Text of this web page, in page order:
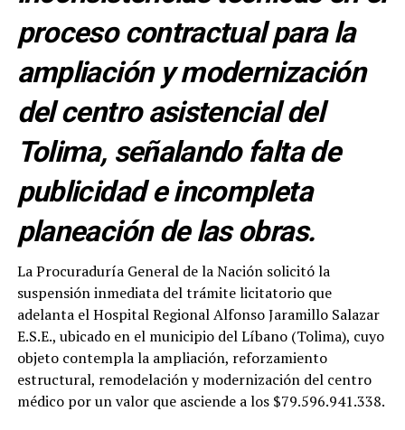
proceso contractual para la
ampliación y modernización
del centro asistencial del
Tolima, señalando falta de
publicidad e incompleta
planeación de las obras.
La Procuraduría General de la Nación solicitó la
suspensión inmediata del trámite licitatorio que
adelanta el Hospital Regional Alfonso Jaramillo Salazar
E.S.E., ubicado en el municipio del Líbano (Tolima), cuyo
objeto contempla la ampliación, reforzamiento
estructural, remodelación y modernización del centro
médico por un valor que asciende a los $79.596.941.338.